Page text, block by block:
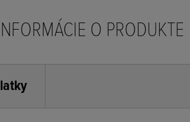
O PRODUKTE